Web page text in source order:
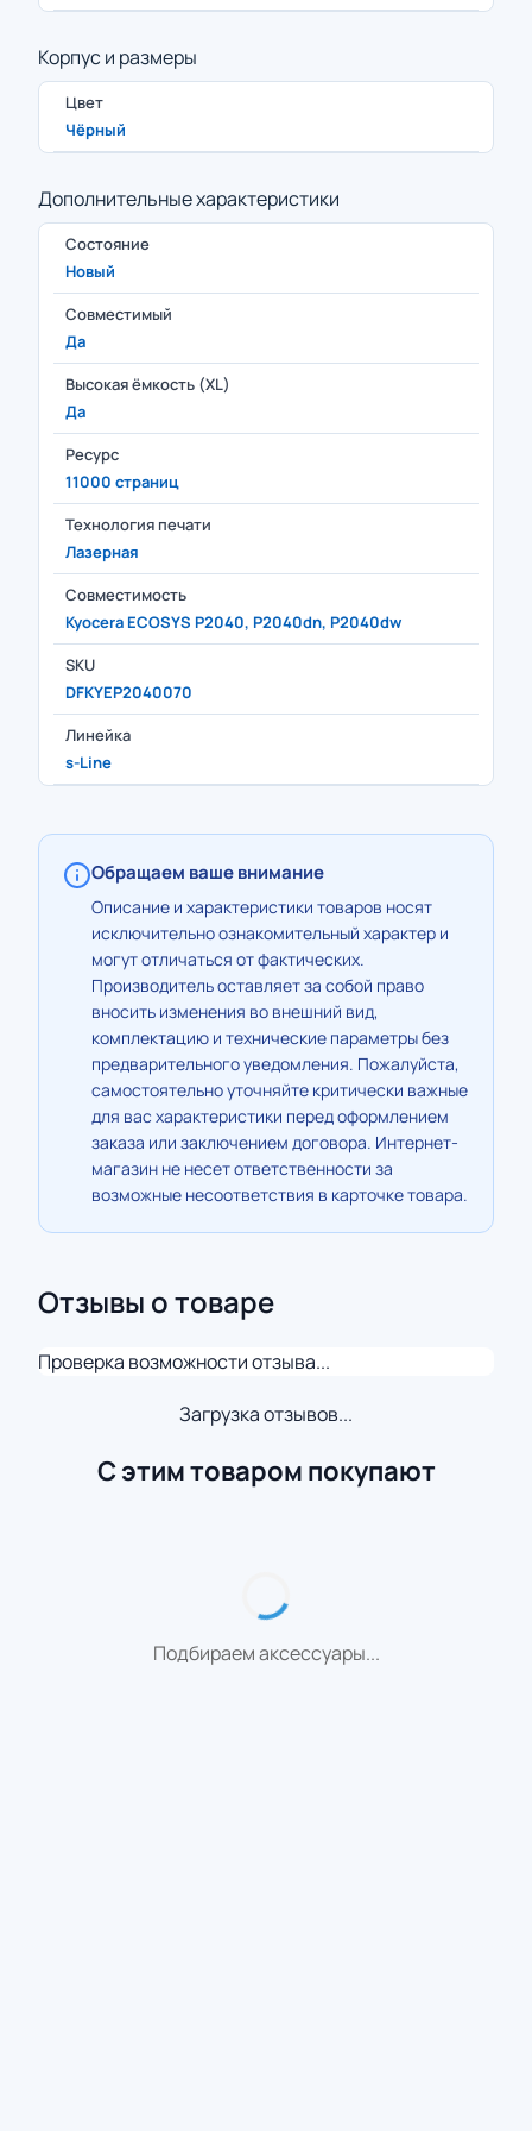
Корпус и размеры
Цвет
Чёрный
Дополнительные характеристики
Состояние
Новый
Совместимый
Да
Высокая ёмкость (XL)
Да
Ресурс
11000 страниц
Технология печати
Лазерная
Совместимость
Kyocera ECOSYS P2040, P2040dn, P2040dw
SKU
DFKYEP2040070
Линейка
s-Line
Обращаем ваше внимание
Описание и характеристики товаров носят
исключительно ознакомительный характер и
могут отличаться от фактических.
Производитель оставляет за собой право
вносить изменения во внешний вид,
комплектацию и технические параметры без
предварительного уведомления. Пожалуйста,
самостоятельно уточняйте критически важные
для вас характеристики перед оформлением
заказа или заключением договора. Интернет-
магазин не несет ответственности за
возможные несоответствия в карточке товара.
Отзывы о товаре
Проверка возможности отзыва...
Загрузка отзывов...
С этим товаром покупают
Подбираем аксессуары...